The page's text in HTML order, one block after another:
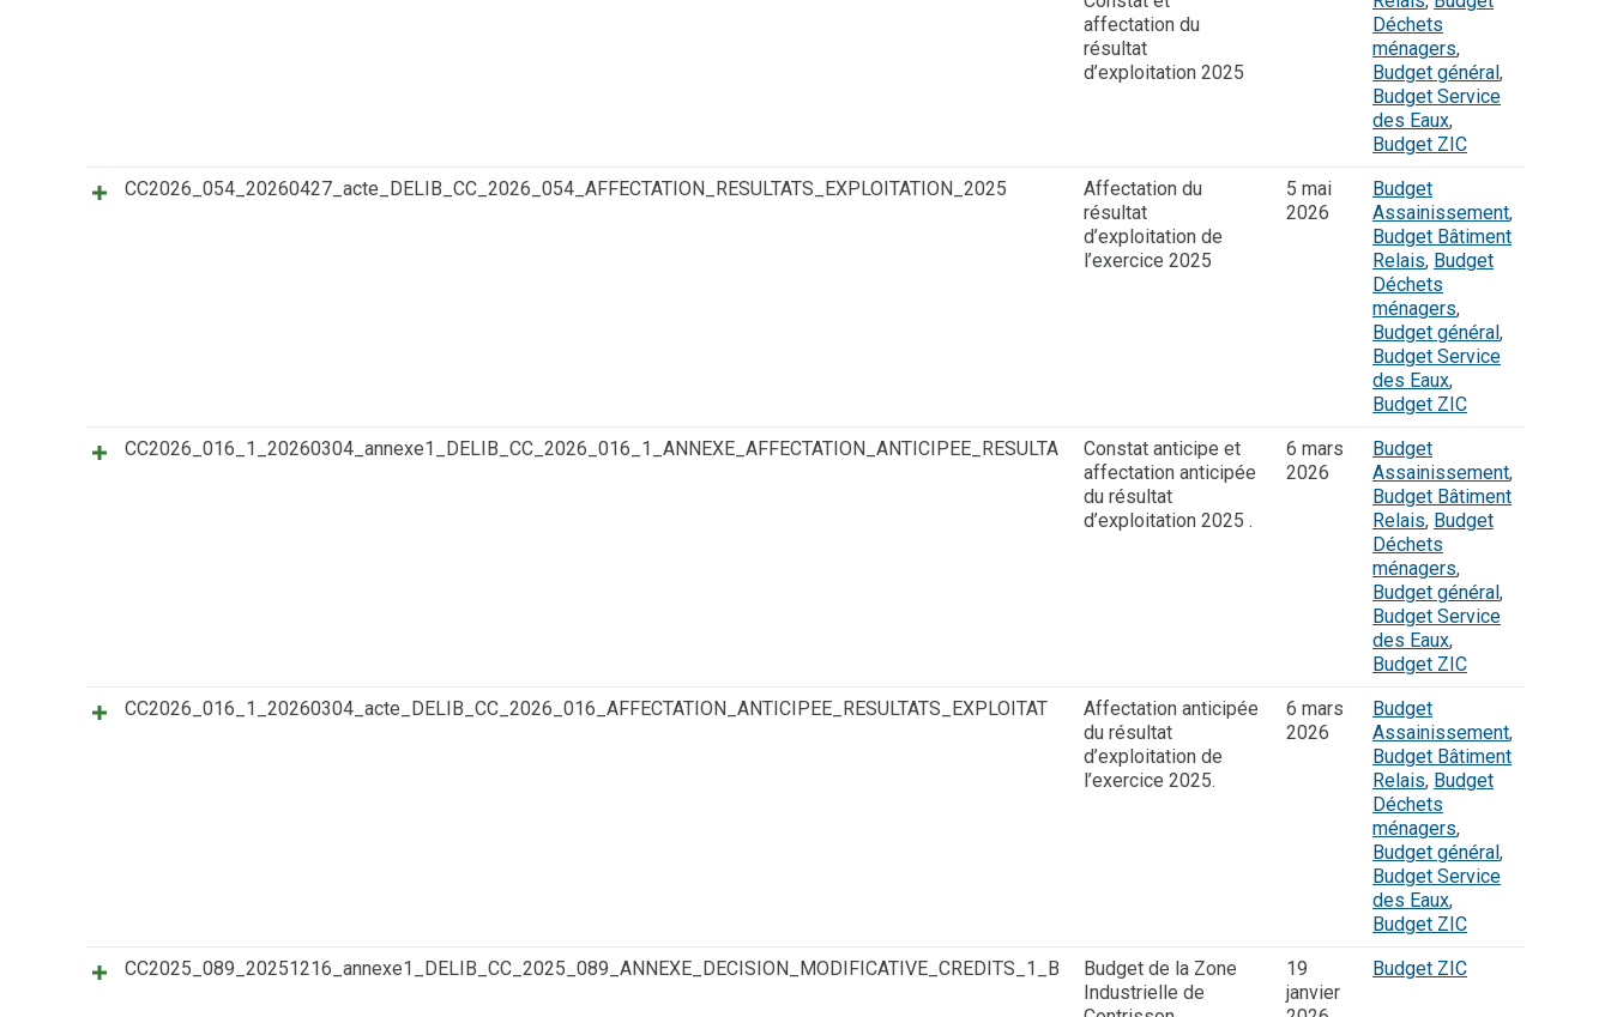
affectation du
résultat
d’exploitation 2025
Déchets
ménagers,
Budget général,
Budget Service
des Eaux,
Budget ZIC
CC2026_054_20260427_acte_DELIB_CC_2026_054_AFFECTATION_RESULTATS_EXPLOITATION_2025
Affectation du
résultat
d’exploitation de
l’exercice 2025
5 mai
2026
Budget
Assainissement,
Budget Bâtiment
Relais, Budget
Déchets
ménagers,
Budget général,
Budget Service
des Eaux,
Budget ZIC
CC2026_016_1_20260304_annexe1_DELIB_CC_2026_016_1_ANNEXE_AFFECTATION_ANTICIPEE_RESULTA
Constat anticipe et
affectation anticipée
du résultat
d’exploitation 2025 .
6 mars
2026
Budget
Assainissement,
Budget Bâtiment
Relais, Budget
Déchets
ménagers,
Budget général,
Budget Service
des Eaux,
Budget ZIC
CC2026_016_1_20260304_acte_DELIB_CC_2026_016_AFFECTATION_ANTICIPEE_RESULTATS_EXPLOITAT
Affectation anticipée
du résultat
d’exploitation de
l’exercice 2025.
6 mars
2026
Budget
Assainissement,
Budget Bâtiment
Relais, Budget
Déchets
ménagers,
Budget général,
Budget Service
des Eaux,
Budget ZIC
CC2025_089_20251216_annexe1_DELIB_CC_2025_089_ANNEXE_DECISION_MODIFICATIVE_CREDITS_1_B
Budget de la Zone
Industrielle de
19
janvier
Budget ZIC